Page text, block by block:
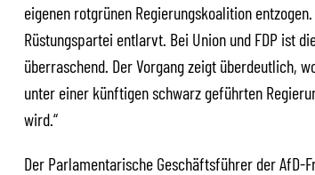
eigenen rotgrünen Regierungskoalition
Rüstungspartei entlarvt. Bei Union und FDP ist
überraschend. Der Vorgang zeigt überdeutlich,
unter einer künftigen schwarz geführten
wird.“
Der Parlamentarische Geschäftsführer der AfD-